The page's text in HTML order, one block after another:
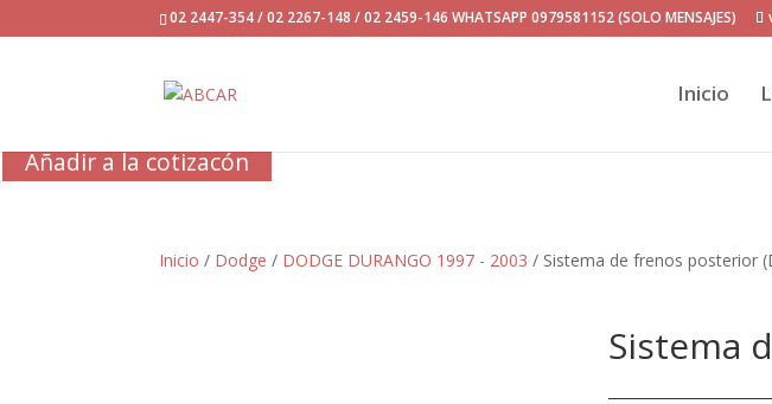
02 2447-354 / 02 2267-148 / 02 2459-146 WHATSAPP 0979581152 (SOLO MENSAJES)
Inicio
Añadir a la cotizacón
Inicio / Dodge / DODGE DURANGO 1997 - 2003 / Sistema de frenos posterior
Sistema